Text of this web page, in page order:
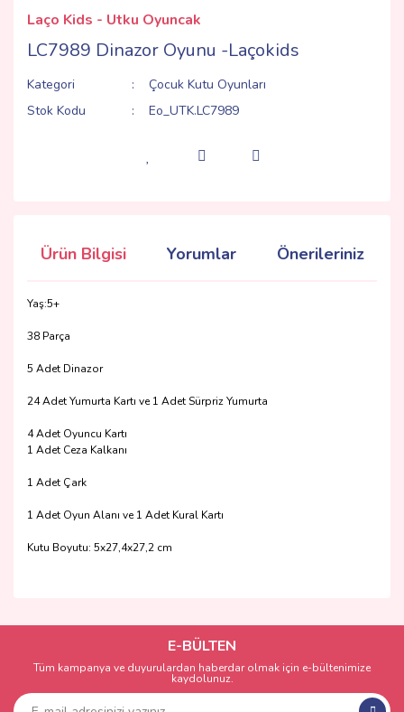
Laço Kids - Utku Oyuncak
LC7989 Dinazor Oyunu -Laçokids
Kategori
Çocuk Kutu Oyunları
Stok Kodu
Eo_UTK.LC7989
Ürün Bilgisi Yorumlar Önerileriniz
Yaş:5+
38 Parça
5 Adet Dinazor
24 Adet Yumurta Kartı ve 1 Adet Sürpriz Yumurta
4 Adet Oyuncu Kartı
1 Adet Ceza Kalkanı
1 Adet Çark
1 Adet Oyun Alanı ve 1 Adet Kural Kartı
Kutu Boyutu: 5x27,4x27,2 cm
Yorum Yaz
kullanarak tarafımıza iletebilirsiniz.
Görüş ve önerileriniz için teşekkür ederiz.
E-BÜLTEN
Tüm kampanya ve duyurulardan haberdar olmak için e-bültenimize
kaydolunuz.